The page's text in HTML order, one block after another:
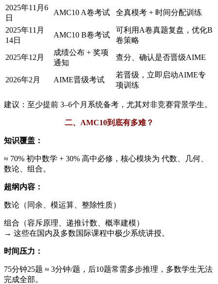
2025年11月6
日
AMC10 A卷考试 全真模考 + 时间分配训练
2025年11月
14日
AMC10 B卷考试
可利用A卷真题复盘，优化B
卷策略
2025年12月
成绩公布 + 奖项
通知
查分、确认是否晋级AIME
2026年2月 AIME晋级考试
若晋级，立即启动AIME专
项训练
建议：至少提前 3–6个月系统备考，尤其对非竞赛背景学生。
二、AMC10到底有多难？
知识覆盖：
≈ 70% 初中数学 + 30% 高中必修，核心模块为 代数、几何、
数论、组合。
超纲内容：
数论（同余、模运算、整除性质）
组合（容斥原理、递推计数、概率建模）
→ 这些在国内及多数国际课程中极少系统讲授。
时间压力：
75分钟25题 ≈ 3分钟/题，后10题常需多步推理，多数学生无法
完成全部。